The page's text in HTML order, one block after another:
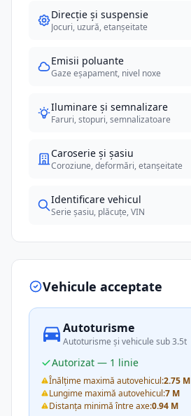
Direcție și suspensie
Jocuri, uzură, etanșeitate
Emisii poluante
Gaze eșapament, nivel noxe
Iluminare și semnalizare
Faruri, stopuri, semnalizatoare
Caroserie și șasiu
Coroziune, deformări, etanșeitate
Identificare vehicul
Serie șasiu, plăcuțe, VIN
Vehicule acceptate
Autoturisme
Autoturisme și vehicule sub 3.5t
Autorizat — 1 linie
Înălțime maximă autovehicul:2.75 M
Lungime maximă autovehicul:7 M
Distanța minimă între axe:0.94 M